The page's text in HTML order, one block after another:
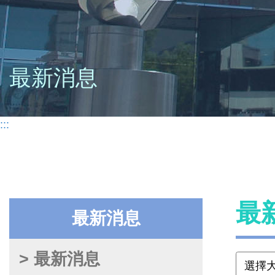
最新消息
:::
最新消息
> 最新消息
最